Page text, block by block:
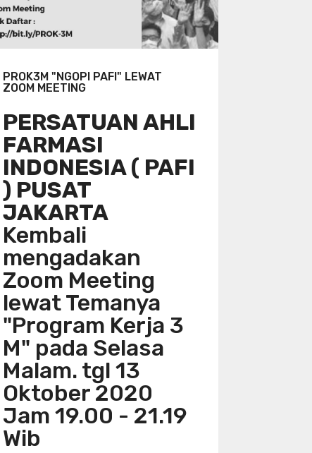
PROK3M "NGOPI PAFI" LEWAT
ZOOM MEETING
PERSATUAN AHLI
FARMASI
INDONESIA ( PAFI
) PUSAT
JAKARTA
Kembali
mengadakan
Zoom Meeting
lewat Temanya
"Program Kerja 3
M" pada Selasa
Malam. tgl 13
Oktober 2020
Jam 19.00 - 21.19
Wib